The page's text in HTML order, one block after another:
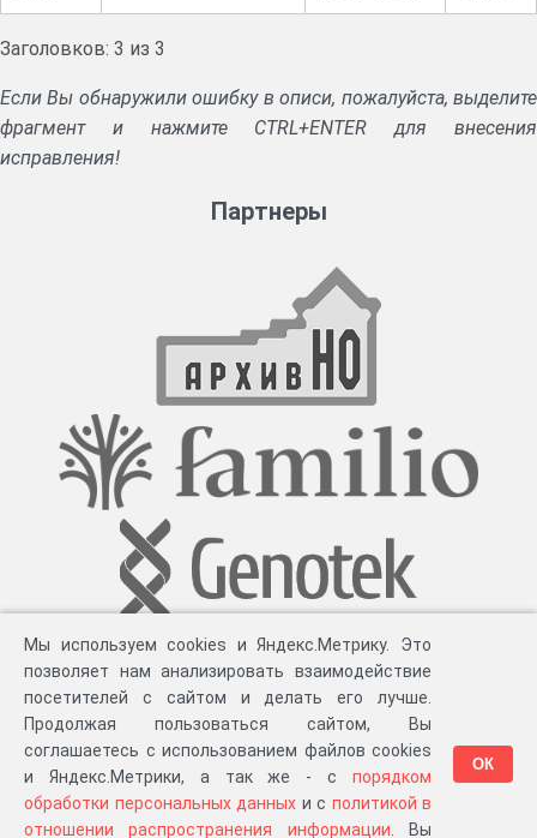
Заголовков: 3 из 3
Если Вы обнаружили ошибку в описи, пожалуйста, выделите
фрагмент и нажмите CTRL+ENTER для внесения
исправления!
Партнеры
Разработка компании «Великіе предки», 2023-2026 гг. Блог.Суть проекта
Персональные данные.Распространение информации . ЧаВО. Сборка 111.39
Мы используем cookies и Яндекс.Метрику. Это
позволяет нам анализировать взаимодействие
посетителей с сайтом и делать его лучше.
Продолжая пользоваться сайтом, Вы
соглашаетесь с использованием файлов cookies
и Яндекс.Метрики, а так же - с порядком
обработки персональных данных и с политикой в
отношении распространения информации . Вы
ОК